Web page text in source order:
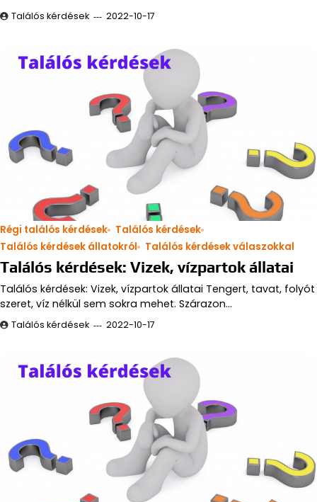
Találós kérdések 2022-10-17
Régi találós kérdések
Találós kérdések
Találós kérdések állatokról
Találós kérdések válaszokkal
Találós kérdések: Vizek, vízpartok állatai
Találós kérdések: Vizek, vízpartok állatai Tengert, tavat, folyót
szeret, víz nélkül sem sokra mehet. Szárazon…
Találós kérdések 2022-10-17